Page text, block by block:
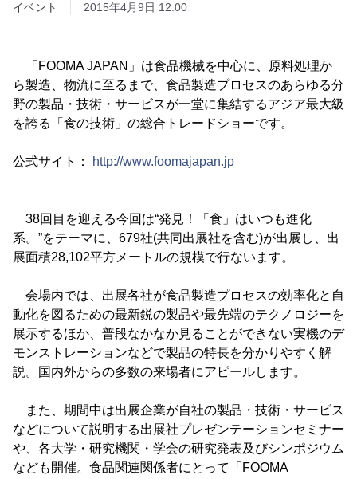
イベント
2015年4月9日 12:00
「FOOMA JAPAN」は食品機械を中心に、原料処理か
ら製造、物流に至るまで、食品製造プロセスのあらゆる分
野の製品・技術・サービスが一堂に集結するアジア最大級
を誇る「食の技術」の総合トレードショーです。
公式サイト： http://www.foomajapan.jp
38回目を迎える今回は“発見！「食」はいつも進化
系。”をテーマに、679社(共同出展社を含む)が出展し、出
展面積28,102平方メートルの規模で行ないます。
会場内では、出展各社が食品製造プロセスの効率化と自
動化を図るための最新鋭の製品や最先端のテクノロジーを
展示するほか、普段なかなか見ることができない実機のデ
モンストレーションなどで製品の特長を分かりやすく解
説。国内外からの多数の来場者にアピールします。
また、期間中は出展企業が自社の製品・技術・サービス
などについて説明する出展社プレゼンテーションセミナー
や、各大学・研究機関・学会の研究発表及びシンポジウム
なども開催。食品関連関係者にとって「FOOMA